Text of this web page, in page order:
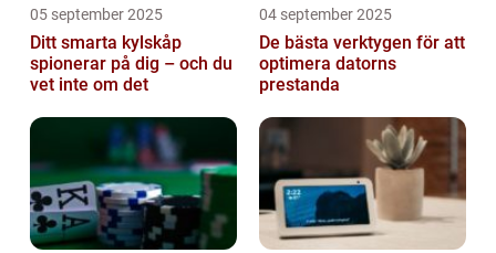
05 september 2025
Ditt smarta kylskåp
spionerar på dig – och du
vet inte om det
04 september 2025
De bästa verktygen för att
optimera datorns
prestanda